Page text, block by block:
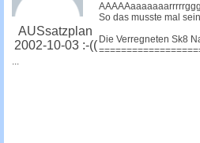
AUSsatzplan
2002-10-03 :-((
So das musste mal
Die Verregneten Sk8
...